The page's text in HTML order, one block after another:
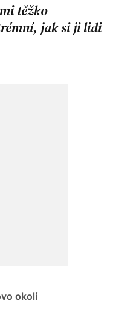
těžko
jak si ji lidi
okolí